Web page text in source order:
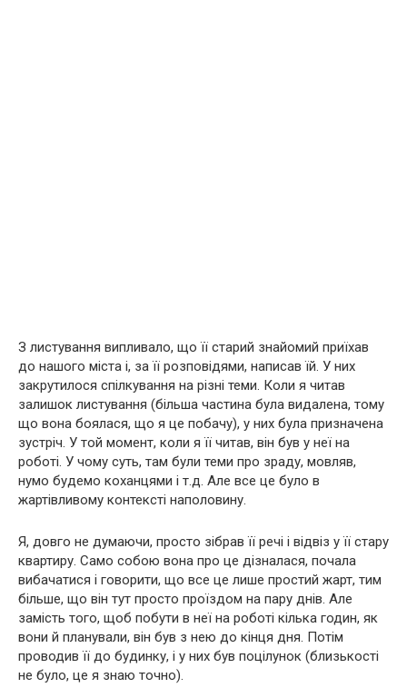
З листування випливало, що її старий знайомий приїхав
до нашого міста і, за її розповідями, написав їй. У них
закрутилося спілкування на різні теми. Коли я читав
залишок листування (більша частина була видалена, тому
що вона боялася, що я це побачу), у них була призначена
зустріч. У той момент, коли я її читав, він був у неї на
роботі. У чому суть, там були теми про зраду, мовляв,
нумо будемо коханцями і т.д. Але все це було в
жартівливому контексті наполовину.
Я, довго не думаючи, просто зібрав її речі і відвіз у її стару
квартиру. Само собою вона про це дізналася, почала
вибачатися і говорити, що все це лише простий жарт, тим
більше, що він тут просто проїздом на пару днів. Але
замість того, щоб побути в неї на роботі кілька годин, як
вони й планували, він був з нею до кінця дня. Потім
проводив її до будинку, і у них був поцілунок (близькості
не було, це я знаю точно).